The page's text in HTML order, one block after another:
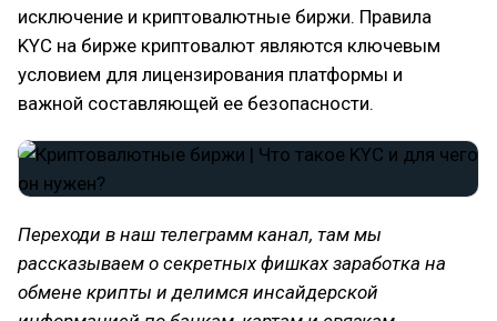
исключение и криптовалютные биржи. Правила
KYC на бирже криптовалют являются ключевым
условием для лицензирования платформы и
важной составляющей ее безопасности.
Переходи в наш телеграмм канал, там мы
рассказываем о секретных фишках заработка на
обмене крипты и делимся инсайдерской